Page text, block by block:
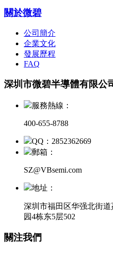
關於微碧
公司簡介
企業文化
發展歷程
FAQ
深圳市微碧半導體有限公
服務熱線：
400-655-8788
QQ：2852362669
郵箱：
SZ@VBsemi.com
地址：
深圳市福田区华强北街
园4栋东5层502
關注我們